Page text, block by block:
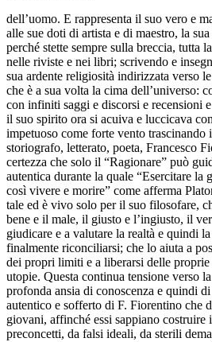
dell’uomo. E rappresenta il suo vero e
alle sue doti di artista e di maestro, la
perché stette sempre sulla breccia, tutta
nelle riviste e nei libri; scrivendo e
sua ardente religiosità indirizzata verso
che è a sua volta la cima dell’universo:
con infiniti saggi e discorsi e recensioni
il suo spirito ora si acuiva e luccicava
impetuoso come forte vento trascinando
storiografo, letterato, poeta, Francesco
certezza che solo il “Ragionare” può
autentica durante la quale “Esercitare la
così vivere e morire” come afferma
tale ed è vivo solo per il suo filosofare,
bene e il male, il giusto e l’ingiusto, il
giudicare e a valutare la realtà e quindi
finalmente riconciliarsi; che lo aiuta a
dei propri limiti e a liberarsi delle
utopie. Questa continua tensione verso
profonda ansia di conoscenza e quindi
autentico e sofferto di F. Fiorentino che
giovani, affinché essi sappiano
preconcetti, da falsi ideali, da sterili